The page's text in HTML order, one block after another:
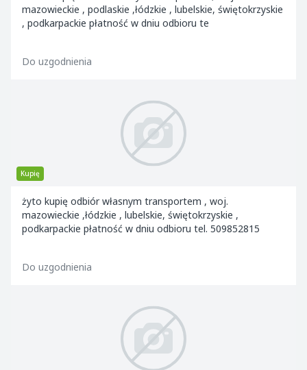
mazowieckie , podlaskie ,łódzkie , lubelskie, świętokrzyskie
, podkarpackie płatność w dniu odbioru te
Do uzgodnienia
Kupię
żyto kupię odbiór własnym transportem , woj.
mazowieckie ,łódzkie , lubelskie, świętokrzyskie ,
podkarpackie płatność w dniu odbioru tel. 509852815
Do uzgodnienia